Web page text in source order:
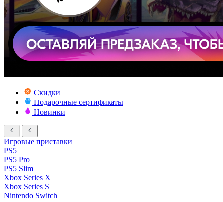
Скидки
Подарочные сертификаты
Новинки
Игровые приставки
PS5
PS5 Pro
PS5 Slim
Xbox Series X
Xbox Series S
Nintendo Switch